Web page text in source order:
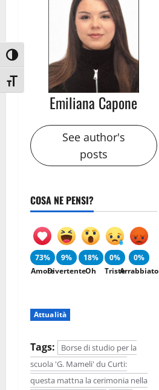
Attiva/disattiva alto contrasto
Attiva/disattiva dimensione testo
Emiliana Capone
See author's
posts
COSA NE PENSI?
73%
Amore
9%
Divertente
18%
Oh
0%
Triste
0%
Arrabbiato
Attualità
Tags:
Borse di studio per la
scuola 'G. Mameli' du Curti:
questa mattna la cerimonia nella